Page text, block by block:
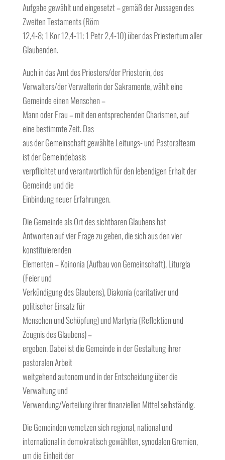
Aufgabe gewählt und eingesetzt – gemäß der Aussagen des
Zweiten Testaments (Röm
12,4-8; 1 Kor 12,4-11; 1 Petr 2,4-10) über das Priestertum aller
Glaubenden.
Auch in das Amt des Priesters/der Priesterin, des
Verwalters/der Verwalterin der Sakramente, wählt eine
Gemeinde einen Menschen –
Mann oder Frau – mit den entsprechenden Charismen, auf
eine bestimmte Zeit. Das
aus der Gemeinschaft gewählte Leitungs- und Pastoralteam
ist der Gemeindebasis
verpflichtet und verantwortlich für den lebendigen Erhalt der
Gemeinde und die
Einbindung neuer Erfahrungen.
Die Gemeinde als Ort des sichtbaren Glaubens hat
Antworten auf vier Frage zu geben, die sich aus den vier
konstituierenden
Elementen – Koinonia (Aufbau von Gemeinschaft), Liturgia
(Feier und
Verkündigung des Glaubens), Diakonia (caritativer und
politischer Einsatz für
Menschen und Schöpfung) und Martyria (Reflektion und
Zeugnis des Glaubens) –
ergeben. Dabei ist die Gemeinde in der Gestaltung ihrer
pastoralen Arbeit
weitgehend autonom und in der Entscheidung über die
Verwaltung und
Verwendung/Verteilung ihrer finanziellen Mittel selbständig.
Die Gemeinden vernetzen sich regional, national und
international in demokratisch gewählten, synodalen Gremien,
um die Einheit der